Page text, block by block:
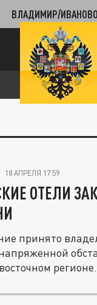
ВЛАДИМИР/ИВАНОВО
18 АПРЕЛЯ 17:59
ОТЕЛИ
принято
регионе.